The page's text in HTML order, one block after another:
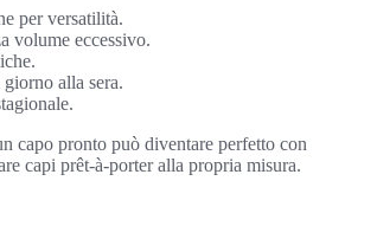
per versatilità.
volume eccessivo.
alla sera.
capo pronto può diventare perfetto con
capi prêt-à-porter alla propria misura.